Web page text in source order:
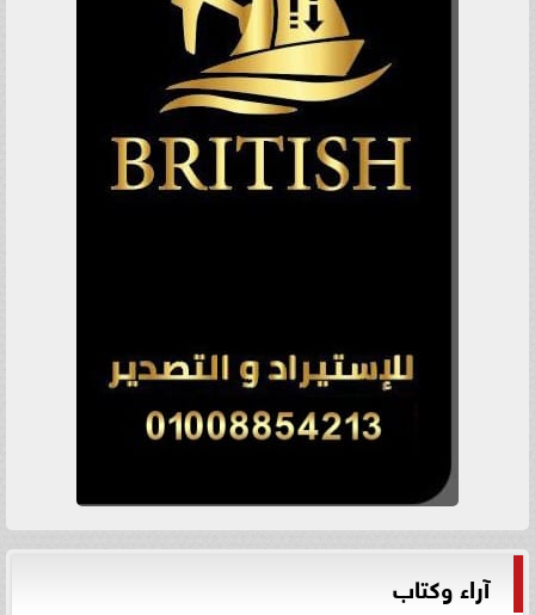
آراء وكتاب